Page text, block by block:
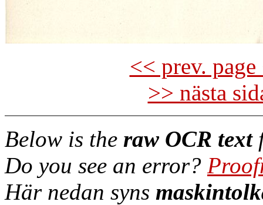
<< prev.
>> nästa
Below is the raw OCR text
Do you see an error?
Här nedan syns